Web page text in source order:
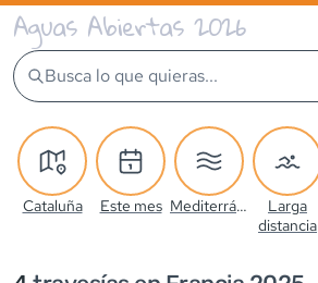
Aguas Abiertas 2026
Busca lo que quieras...
Cataluña Este mes Mediterráneo
Larga
distancia